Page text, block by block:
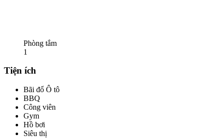
Phòng tắm
1
Tiện ích
Bãi đổ Ô tô
BBQ
Công viên
Gym
Hồ bơi
Siêu thị